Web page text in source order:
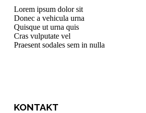
Lorem ipsum dolor sit
Donec a vehicula urna
Quisque ut urna quis
Cras vulputate vel
Praesent sodales sem in nulla
KONTAKT